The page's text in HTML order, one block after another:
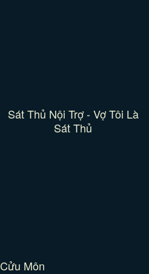
Sát Thủ Nội Trợ - Vợ Tôi Là
Sát Thủ
Cửu Môn